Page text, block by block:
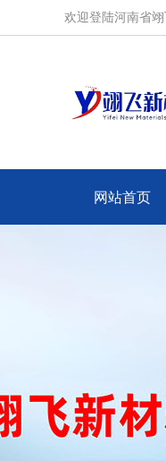
欢迎登陆河南省
网站首页